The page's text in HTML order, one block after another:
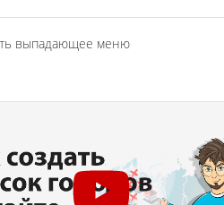
выпадающее меню